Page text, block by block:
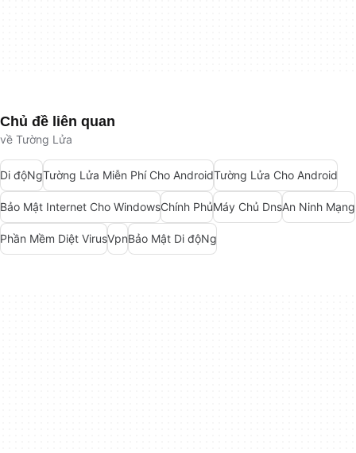
Chủ đề liên quan
về Tường Lửa
Di độNgTường Lửa Miễn Phí Cho AndroidTường Lửa Cho Android
Bảo Mật Internet Cho WindowsChính PhủMáy Chủ DnsAn Ninh Mạng
Phần Mềm Diệt VirusVpnBảo Mật Di độNg